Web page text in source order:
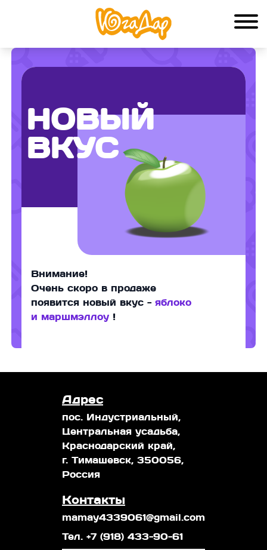
НОВЫЙ
ВКУС
Внимание!
Очень скоро в продаже
появится новый вкус - яблоко
и маршмэллоу!
Адрес
пос. Индустриальный,
Центральная усадьба,
Краснодарский край,
г. Тимашевск, 350056,
Россия
Контакты
mamay4339061@gmail.com
Тел. +7 (918) 433-90-61